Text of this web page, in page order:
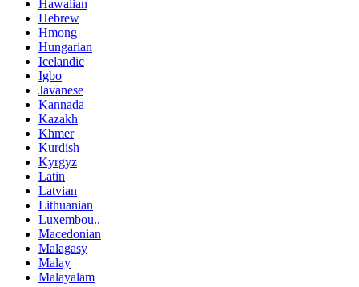
Hawaiian
Hebrew
Hmong
Hungarian
Icelandic
Igbo
Javanese
Kannada
Kazakh
Khmer
Kurdish
Kyrgyz
Latin
Latvian
Lithuanian
Luxembou..
Macedonian
Malagasy
Malay
Malayalam